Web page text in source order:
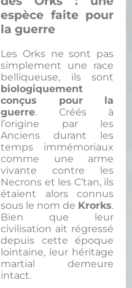
espèce faite pour
la guerre
Les Orks ne sont pas
simplement une race
belliqueuse, ils sont
biologiquement
conçus pour la
guerre. Créés à
l’origine par les
Anciens durant les
temps immémoriaux
comme une arme
vivante contre les
Necrons et les C’tan, ils
étaient alors connus
sous le nom de Krorks.
Bien que leur
civilisation ait régressé
depuis cette époque
lointaine, leur héritage
martial demeure
intact.